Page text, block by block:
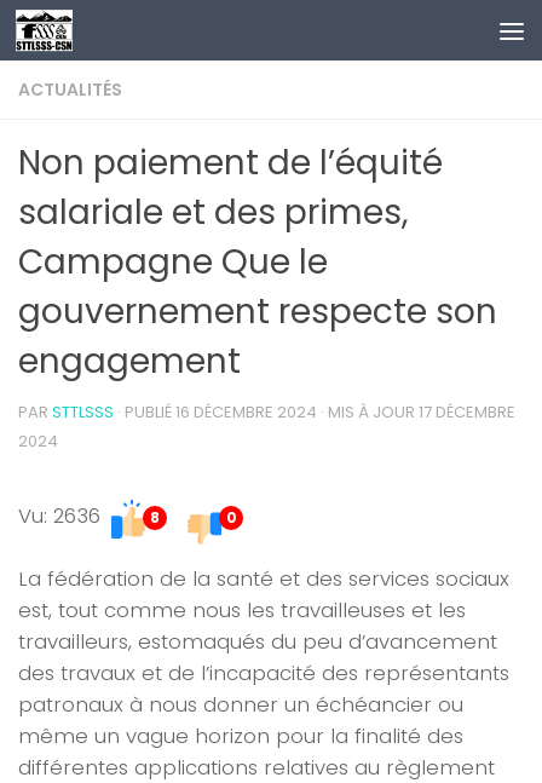
Au dessous du contenu
ACTUALITÉS
Non paiement de l’équité
salariale et des primes,
Campagne Que le
gouvernement respecte son
engagement
PAR STTLSSS · PUBLIÉ16 DÉCEMBRE 2024 · MIS À JOUR 17 DÉCEMBRE
2024
Vu: 2636 8 0
La fédération de la santé et des services sociaux
est, tout comme nous les travailleuses et les
travailleurs, estomaqués du peu d’avancement
des travaux et de l’incapacité des représentants
patronaux à nous donner un échéancier ou
même un vague horizon pour la finalité des
différentes applications relatives au règlement